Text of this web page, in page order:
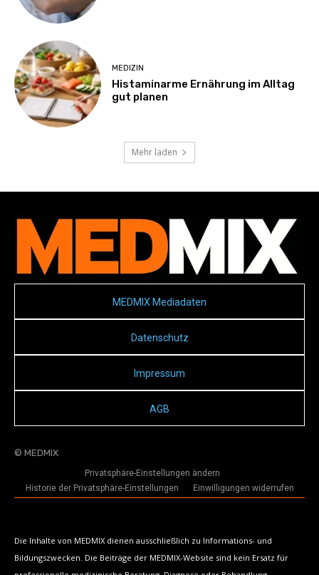
MEDIZIN
Histaminarme Ernährung im Alltag
gut planen
Mehr laden
MEDMIX Mediadaten
Datenschutz
Impressum
AGB
© MEDMIX
Privatsphäre-Einstellungen ändern
Historie der Privatsphäre-Einstellungen
Einwilligungen widerrufen
Die Inhalte von MEDMIX dienen ausschließlich zu Informations- und
Bildungszwecken. Die Beiträge der MEDMIX-Website sind kein Ersatz für